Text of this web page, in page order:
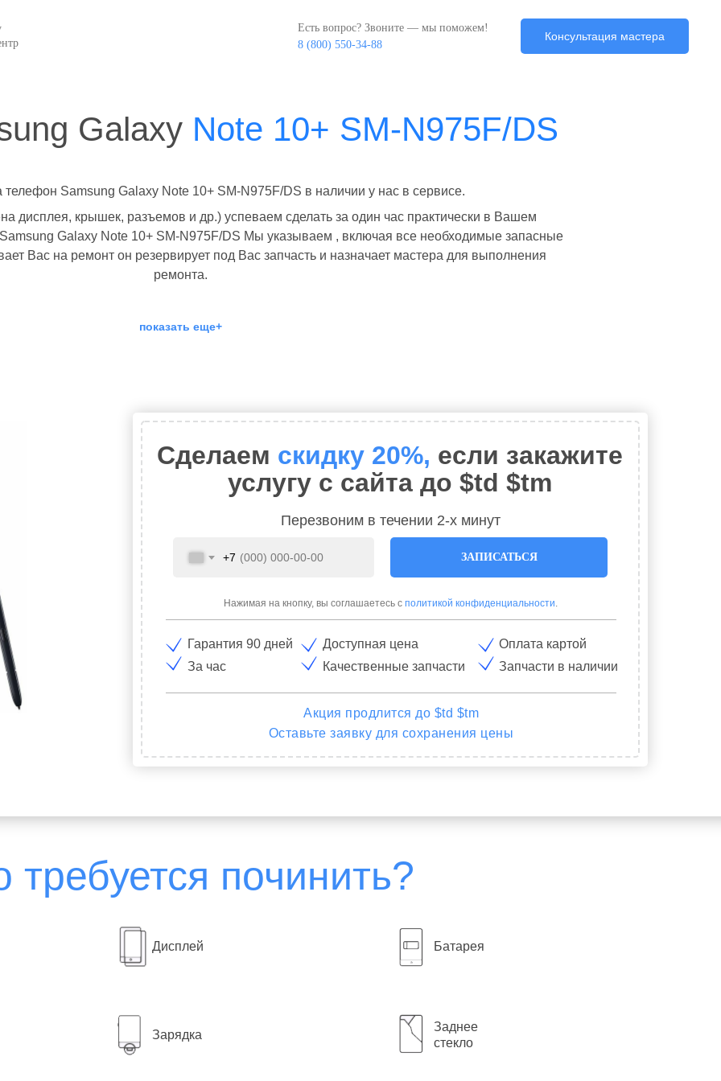
Есть вопрос? Звоните — мы поможем!
8 (800) 550-34-88
Консультация мастера
Galaxy Note 10+ SM-N975F/DS
телефон Samsung Galaxy Note 10+ SM-N975F/DS в наличии у нас в сервисе.
дисплея, крышек, разъемов и др.) успеваем сделать за один час практически в Вашем
Galaxy Note 10+ SM-N975F/DS Мы указываем , включая все необходимые запасные
Вас на ремонт он резервирует под Вас запчасть и назначает мастера для выполнения
ремонта.
показать еще+
+7 ЗАПИСАТЬСЯ
Нажимая на кнопку, вы соглашаетесь с политикой конфиденциальности.
Перезвоним в течении 2-х минут
Акция продлится до $td $tm
Оставьте заявку для сохранения цены
Гарантия 90 дней
За час
Доступная цена
Качественные запчасти
Оплата картой
Запчасти в наличии
Гарантия 90 дней
Сделаем скидку 20%, если закажите
услугу с сайта до $td $tm
Дисплей Батарея
Зарядка
Заднее
стекло
требуется починить?